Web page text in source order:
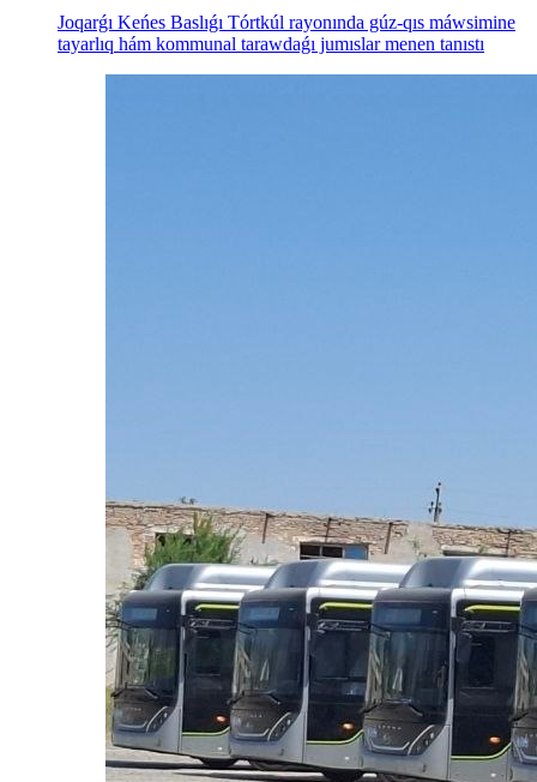
Joqarǵı Keńes Baslıǵı Tórtkúl rayonında gúz-qıs máwsimine
tayarlıq hám kommunal tarawdaǵı jumıslar menen tanıstı